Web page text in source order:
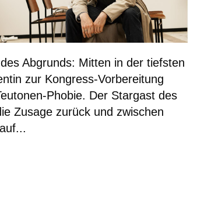
Abgrunds: Mitten in der tiefsten
zur Kongress-Vorbereitung
Phobie. Der Stargast des
Zusage zurück und zwischen